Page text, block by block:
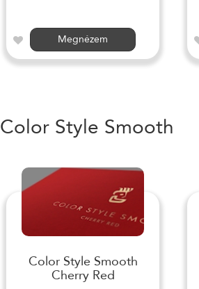
Megnézem
Color Style Smooth
Color Style Smooth
Cherry Red